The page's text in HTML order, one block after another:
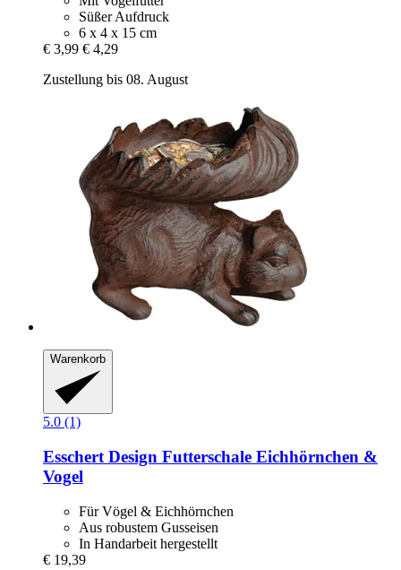
Süßer Aufdruck
6 x 4 x 15 cm
€ 3,99 € 4,29
Zustellung bis 08. August
Warenkorb
5.0 (1)
Esschert Design Futterschale Eichhörnchen &
Vogel
Für Vögel & Eichhörnchen
Aus robustem Gusseisen
In Handarbeit hergestellt
€ 19,39